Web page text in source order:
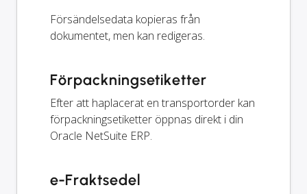
Försändelsedata kopieras från
dokumentet, men kan redigeras.
Förpackningsetiketter
Efter att haplacerat en transportorder kan
förpackningsetiketter öppnas direkt i din
Oracle NetSuite ERP.
e-Fraktsedel